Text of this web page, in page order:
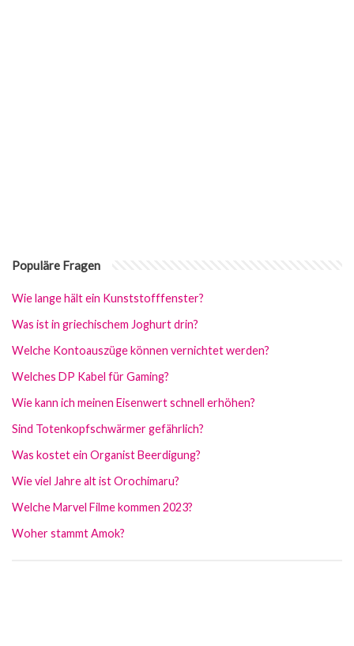
Populäre Fragen
Wie lange hält ein Kunststofffenster?
Was ist in griechischem Joghurt drin?
Welche Kontoauszüge können vernichtet werden?
Welches DP Kabel für Gaming?
Wie kann ich meinen Eisenwert schnell erhöhen?
Sind Totenkopfschwärmer gefährlich?
Was kostet ein Organist Beerdigung?
Wie viel Jahre alt ist Orochimaru?
Welche Marvel Filme kommen 2023?
Woher stammt Amok?